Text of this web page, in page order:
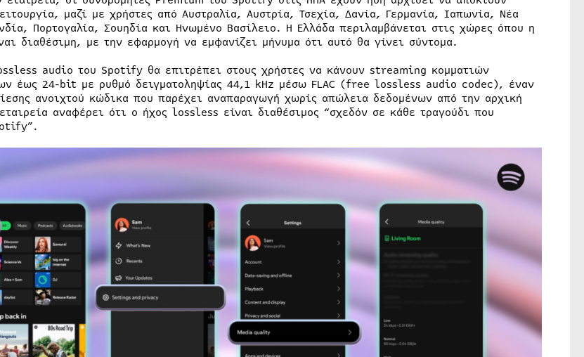
μαζί με χρήστες από Αυστραλία, Αυστρία, Τσεχία, Δανία, Γερμανία, Ιαπωνία, Νέα
Πορτογαλία, Σουηδία και Ηνωμένο Βασίλειο. Η Ελλάδα περιλαμβάνεται στις χώρες όπου η
διαθέσιμη, με την εφαρμογή να εμφανίζει μήνυμα ότι αυτό θα γίνει σύντομα.
audio του Spotify θα επιτρέπει στους χρήστες να κάνουν streaming κομματιών
έως 24-bit με ρυθμό δειγματοληψίας 44,1 kHz μέσω FLAC (free lossless audio codec), έναν
ανοιχτού κώδικα που παρέχει αναπαραγωγή χωρίς απώλεια δεδομένων από την αρχική
αναφέρει ότι ο ήχος lossless είναι διαθέσιμος “σχεδόν σε κάθε τραγούδι που